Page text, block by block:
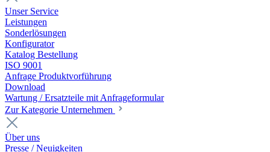
Unser Service
Leistungen
Sonderlösungen
Konfigurator
Katalog Bestellung
ISO 9001
Anfrage Produktvorführung
Download
Wartung / Ersatzteile mit Anfrageformular
Zur Kategorie Unternehmen
Über uns
Presse / Neuigkeiten